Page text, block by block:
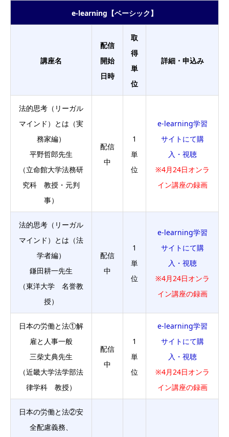
e-learning【ベーシック】
講座名
配信
開始
日時
取
得
単
位
詳細・申込み
法的思考（リーガル
マインド）とは（実
務家編）
平野哲郎先生
（立命館大学法務研
究科 教授・元判
事）
配信
中
1
単
位
e-learning学習
サイトにて購
入・視聴
※4月24日オンラ
イン講座の録画
法的思考（リーガル
マインド）とは（法
学者編）
鎌田耕一先生
（東洋大学 名誉教
授）
配信
中
1
単
位
e-learning学習
サイトにて購
入・視聴
※4月24日オンラ
イン講座の録画
日本の労働と法①解
雇と人事一般
三柴丈典先生
（近畿大学法学部法
律学科 教授）
配信
中
1
単
位
e-learning学習
サイトにて購
入・視聴
※4月24日オンラ
イン講座の録画
日本の労働と法②安
全配慮義務、